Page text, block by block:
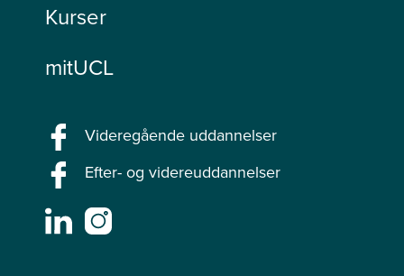
Kurser
mitUCL
Videregående uddannelser
Efter- og videreuddannelser